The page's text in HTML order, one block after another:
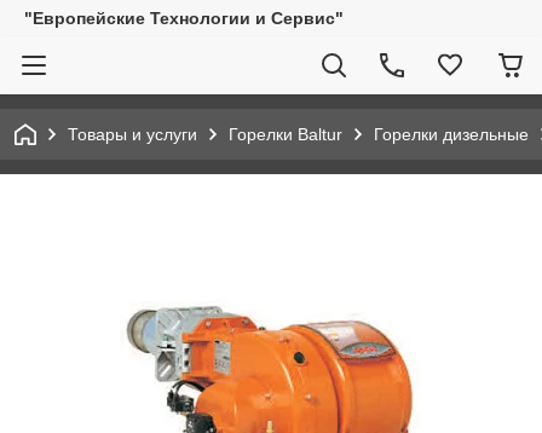
"Европейские Технологии и Сервис"
Товары и услуги Горелки Baltur Горелки дизельные